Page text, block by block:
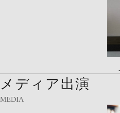
メディア出演
MEDIA